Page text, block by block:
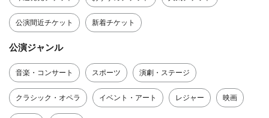
公演間近チケット 新着チケット
公演ジャンル
音楽・コンサート スポーツ 演劇・ステージ
クラシック・オペラ イベント・アート レジャー 映画